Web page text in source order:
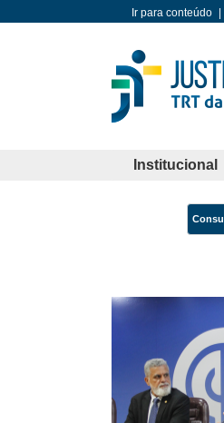
Ir para conteúdo
Institucional